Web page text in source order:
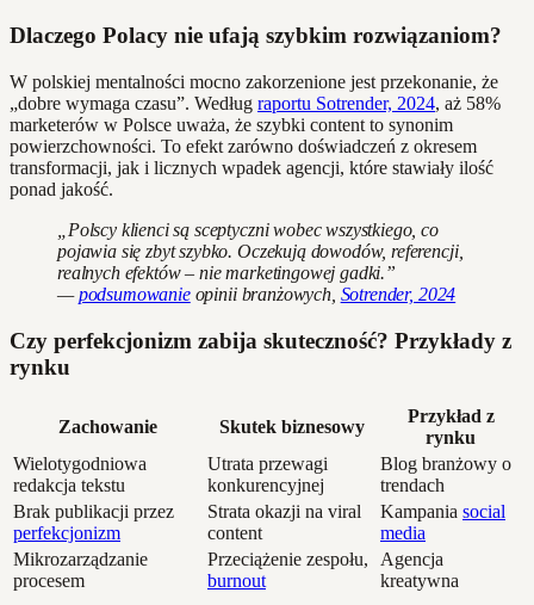
Dlaczego Polacy nie ufają szybkim rozwiązaniom?
W polskiej mentalności mocno zakorzenione jest przekonanie, że
„dobre wymaga czasu”. Według raportu Sotrender, 2024, aż 58%
marketerów w Polsce uważa, że szybki content to synonim
powierzchowności. To efekt zarówno doświadczeń z okresem
transformacji, jak i licznych wpadek agencji, które stawiały ilość
ponad jakość.
„Polscy klienci są sceptyczni wobec wszystkiego, co
pojawia się zbyt szybko. Oczekują dowodów, referencji,
realnych efektów – nie marketingowej gadki.”
—podsumowanieopinii branżowych, Sotrender, 2024
Czy perfekcjonizm zabija skuteczność? Przykłady z
rynku
Zachowanie Skutek biznesowy
Przykład z
rynku
Wielotygodniowa
redakcja tekstu
Utrata przewagi
konkurencyjnej
Blog branżowy o
trendach
Brak publikacji przez
perfekcjonizm
Strata okazji na viral
content
Kampania social
media
Mikrozarządzanie
procesem
Przeciążenie zespołu,
burnout
Agencja
kreatywna